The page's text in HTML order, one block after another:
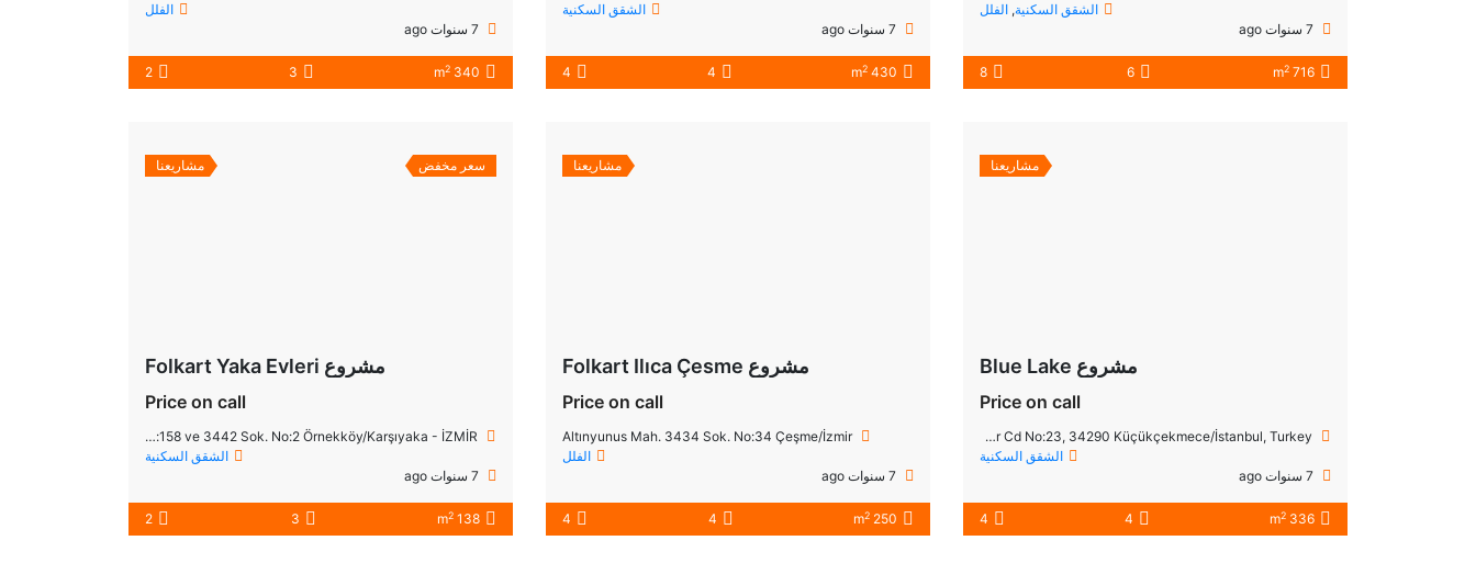
الفلل
340 m
2
3
2
الشقق السكنية
430 m
2
4
4
الشقق السكنية, الفلل
716 m
2
6
8
سعر مخفض مشاريعنا
مشروع Folkart Yaka Evleri
Price on call
Örnekköy Mah. 7402 Sok. No:158 ve 3442 Sok. No:2 Örnekköy/Karşıyaka - İZMİR
الشقق السكنية
138 m
2
3
2
مشاريعنا
مشروع Folkart Ilıca Çesme
Price on call
Altınyunus Mah. 3434 Sok. No:34 Çeşme/İzmir
الفلل
250 m
2
4
4
مشاريعنا
مشروع Blue Lake
Price on call
Fatih Mahallesi, Professor Doctor Aziz Sancar Cd No:23, 34290 Küçükçekmece/İstanbul, Turkey
الشقق السكنية
336 m
2
4
4